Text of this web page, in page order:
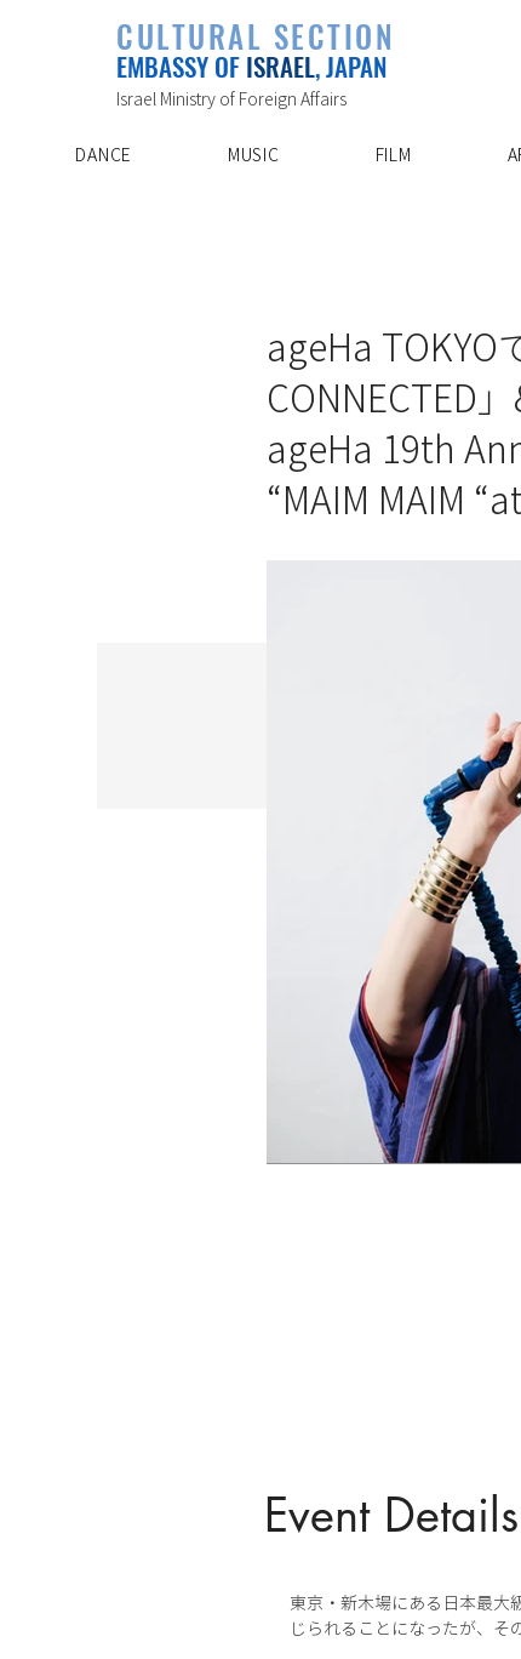
SPECIAL PROJECT
ABOUT US
CONTACT
CULTURAL SECTION
EMBASSY OFISRAEL, JAPAN
Israel Ministry of Foreign Affairs
DANCE MUSIC FILM
ageHa TOKYO
CONNECTED
ageHa 19th
“MAIM MAIM
Event Details
東京・新木場にある日本最大
じられることになったが、